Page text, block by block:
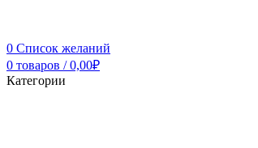
0 Список желаний
0 товаров / 0,00₽
Категории